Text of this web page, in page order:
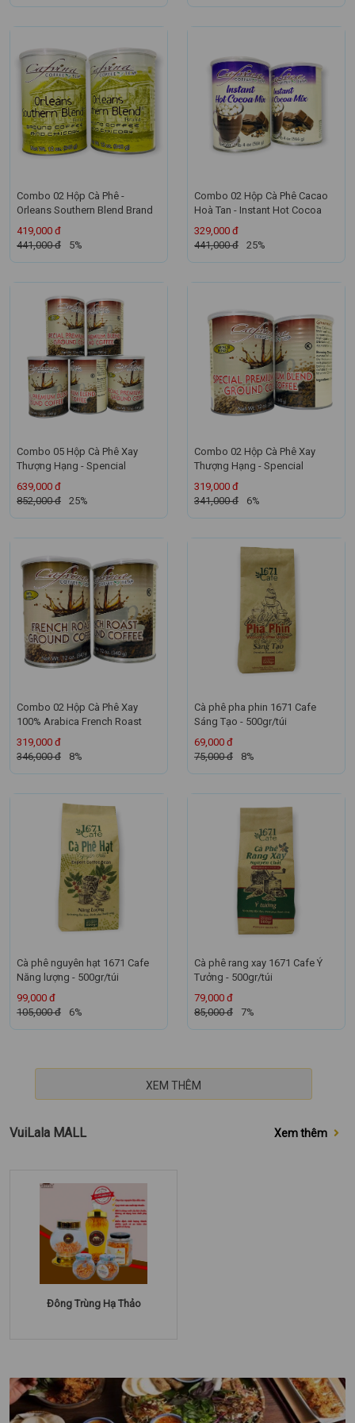
Combo 02 Hộp Cà Phê -
Orleans Southern Blend Brand
419,000 đ
441,000 đ
5%
Combo 02 Hộp Cà Phê Cacao
Hoà Tan - Instant Hot Cocoa
329,000 đ
441,000 đ
25%
Combo 05 Hộp Cà Phê Xay
Thượng Hạng - Spencial
639,000 đ
852,000 đ
25%
Combo 02 Hộp Cà Phê Xay
Thượng Hạng - Spencial
319,000 đ
341,000 đ
6%
Combo 02 Hộp Cà Phê Xay
100% Arabica French Roast
319,000 đ
346,000 đ
8%
Cà phê pha phin 1671 Cafe
Sáng Tạo - 500gr/túi
69,000 đ
75,000 đ
8%
Cà phê nguyên hạt 1671 Cafe
Năng lượng - 500gr/túi
99,000 đ
105,000 đ
6%
Cà phê rang xay 1671 Cafe Ý
Tưởng - 500gr/túi
79,000 đ
85,000 đ
7%
XEM THÊM
VuiLala MALL Xem thêm
Đông Trùng Hạ Thảo